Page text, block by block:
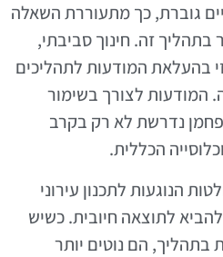
גוברת, כך מתעוררת השאלה
בתהליך זה. חינוך סביבתי,
בהעלאת המודעות לתהליכים
המודעות לצורך בשימור
נדרשת לא רק בקרב
הכללית.
הנוגעות לתכנון עירוני
לתוצאה חיובית. כשיש
הם נוטים יותר